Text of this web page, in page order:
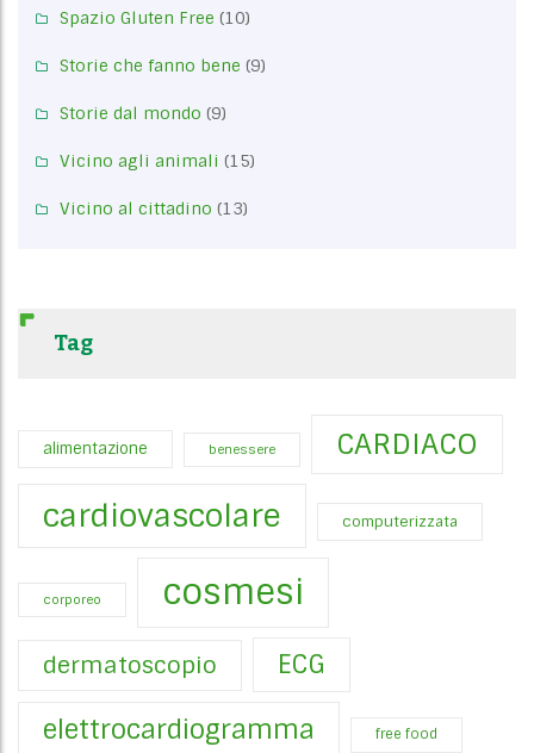
Spazio Gluten Free (10)
Storie che fanno bene (9)
Storie dal mondo (9)
Vicino agli animali (15)
Vicino al cittadino (13)
Tag
alimentazione benessere CARDIACO
cardiovascolare computerizzata
corporeo cosmesi
dermatoscopio ECG
elettrocardiogramma free food